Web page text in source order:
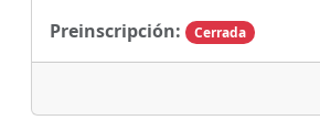
Preinscripción:
Cerrada